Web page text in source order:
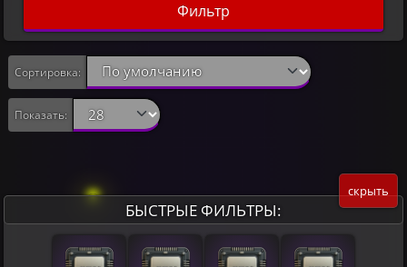
Фильтр
Сортировка:
Показать:
БЫСТРЫЕ ФИЛЬТРЫ:
скрыть